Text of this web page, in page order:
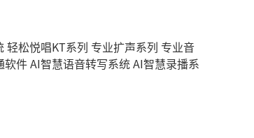
轻松悦唱KT系列 专业扩声系列 专业音
软件AI智慧语音转写系统AI智慧录播系